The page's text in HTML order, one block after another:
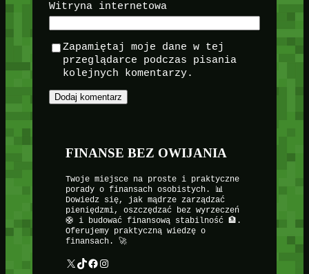
Witryna internetowa
Zapamiętaj moje dane w tej
przeglądarce podczas pisania
kolejnych komentarzy.
FINANSE BEZ OWIJANIA
Twoje miejsce na proste i praktyczne
porady o finansach osobistych. 📊
Dowiedz się, jak mądrze zarządzać
pieniędzmi, oszczędzać bez wyrzeczeń
🛟 i budować finansową stabilność 🏦.
Oferujemy praktyczną wiedzę o
finansach. 🚀
X TikTok Facebook Instagram